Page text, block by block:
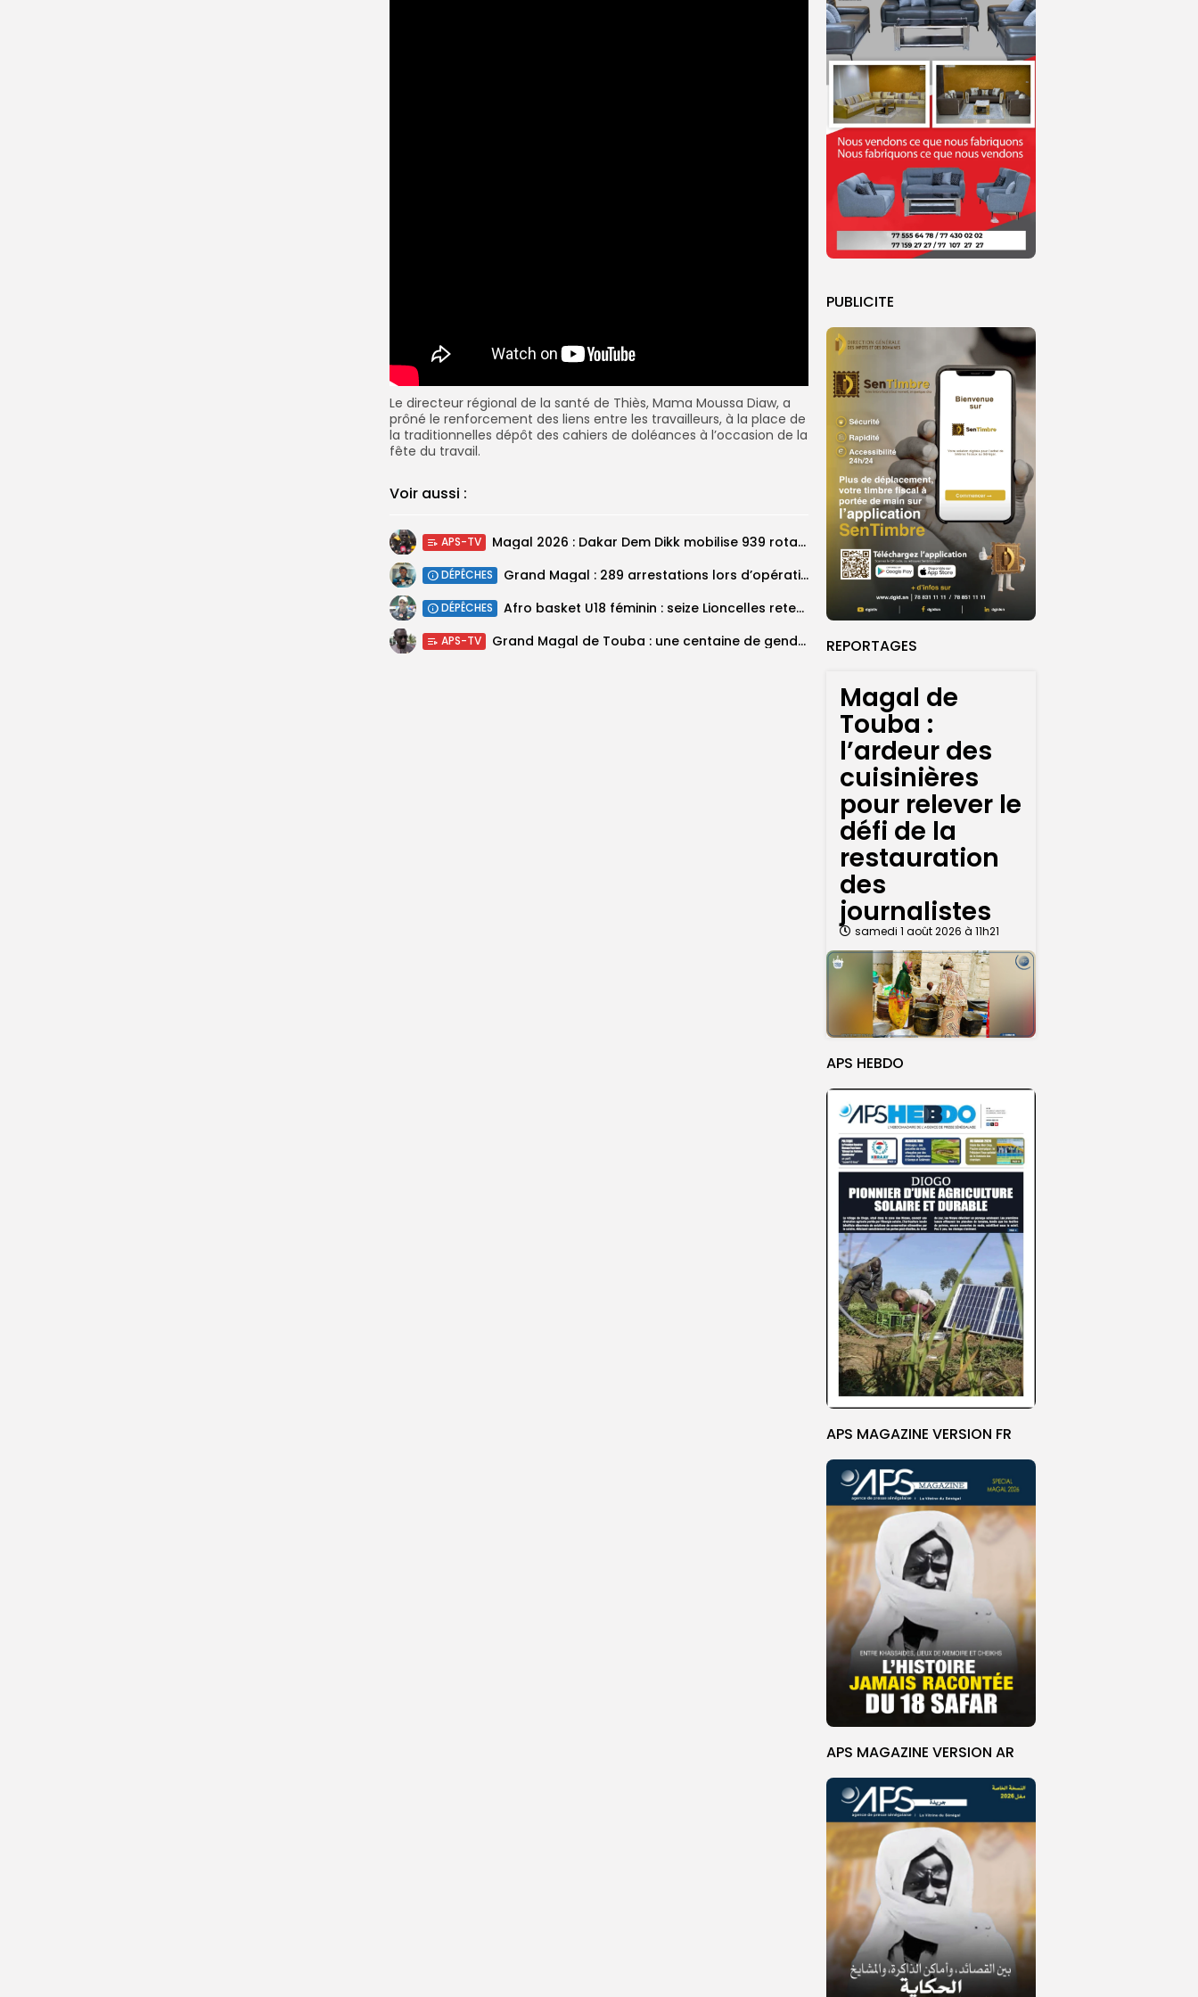
PUBLICITE
REPORTAGES
Magal de
Touba :
l’ardeur des
cuisinières
pour relever le
défi de la
restauration
des
journalistes
samedi 1 août 2026 à 11h21
APS HEBDO
APS MAGAZINE VERSION FR
APS MAGAZINE VERSION AR
Le directeur régional de la santé de Thiès, Mama Moussa Diaw, a
prôné le renforcement des liens entre les travailleurs, à la place de
la traditionnelles dépôt des cahiers de doléances à l’occasion de la
fête du travail.
Voir aussi :
APS-TV Magal 2026 : Dakar Dem Dikk mobilise 939 rotations et transporte près...
DÉPÊCHES Grand Magal : 289 arrestations lors d’opérations préventives de sécurisation
DÉPÊCHES ‎Afro basket U18 féminin : seize Lioncelles retenues pour l’étape finale de...
APS-TV Grand Magal de Touba : une centaine de gendarmes mobilisés sur les...